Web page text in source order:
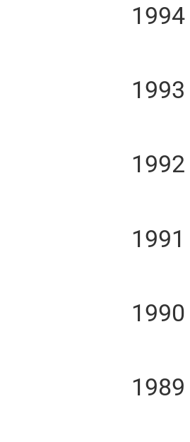
1994
1993
1992
1991
1990
1989